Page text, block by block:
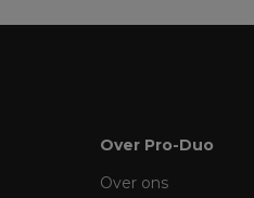
Over Pro-Duo
Over ons